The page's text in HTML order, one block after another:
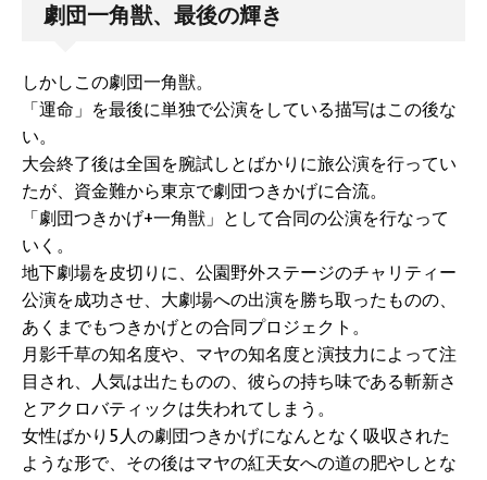
劇団一角獣、最後の輝き
しかしこの劇団一角獣。
「運命」を最後に単独で公演をしている描写はこの後な
い。
大会終了後は全国を腕試しとばかりに旅公演を行ってい
たが、資金難から東京で劇団つきかげに合流。
「劇団つきかげ+一角獣」として合同の公演を行なって
いく。
地下劇場を皮切りに、公園野外ステージのチャリティー
公演を成功させ、大劇場への出演を勝ち取ったものの、
あくまでもつきかげとの合同プロジェクト。
月影千草の知名度や、マヤの知名度と演技力によって注
目され、人気は出たものの、彼らの持ち味である斬新さ
とアクロバティックは失われてしまう。
女性ばかり5人の劇団つきかげになんとなく吸収された
ような形で、その後はマヤの紅天女への道の肥やしとな